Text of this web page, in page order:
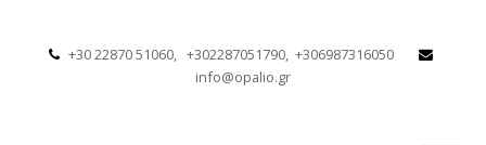
+30 22870 51060, +302287051790, +306987316050
info@opalio.gr